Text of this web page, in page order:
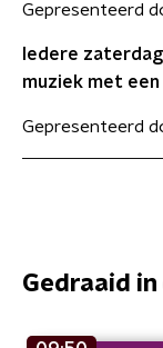
Gepresenteerd
Iedere
muziek met
Gepresenteerd
Gedraaid